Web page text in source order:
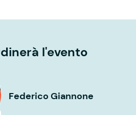
l'evento
Federico Giannone